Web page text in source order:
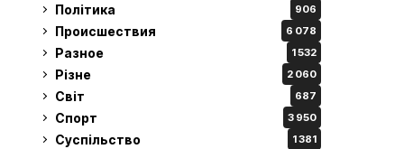
Політика 906
Происшествия 6 078
Разное 1 532
Різне 2 060
Світ 687
Спорт 3 950
Суспільство 1 381